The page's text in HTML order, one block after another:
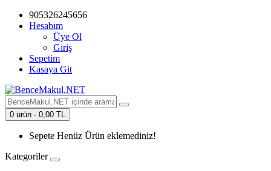
905326245656
Hesabım
Üye Ol
Giriş
Sepetim
Kasaya Git
0 ürün - 0,00 TL
Sepete Henüz Ürün eklemediniz!
Kategoriler